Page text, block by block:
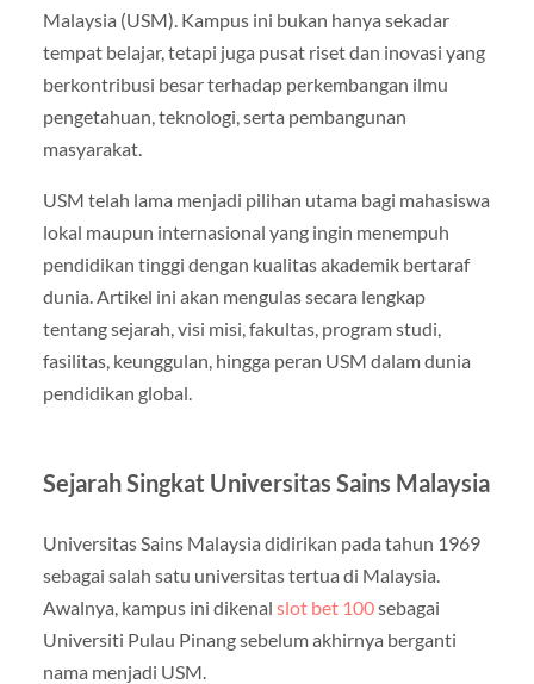
Malaysia (USM). Kampus ini bukan hanya sekadar
tempat belajar, tetapi juga pusat riset dan inovasi yang
berkontribusi besar terhadap perkembangan ilmu
pengetahuan, teknologi, serta pembangunan
masyarakat.
USM telah lama menjadi pilihan utama bagi mahasiswa
lokal maupun internasional yang ingin menempuh
pendidikan tinggi dengan kualitas akademik bertaraf
dunia. Artikel ini akan mengulas secara lengkap
tentang sejarah, visi misi, fakultas, program studi,
fasilitas, keunggulan, hingga peran USM dalam dunia
pendidikan global.
Sejarah Singkat Universitas Sains Malaysia
Universitas Sains Malaysia didirikan pada tahun 1969
sebagai salah satu universitas tertua di Malaysia.
Awalnya, kampus ini dikenal slot bet 100sebagai
Universiti Pulau Pinang sebelum akhirnya berganti
nama menjadi USM.